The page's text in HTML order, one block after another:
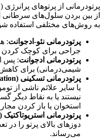
پرتودرمانی از پرتوهای
از بین بردن سلول‌های سرطانی
به روش‌های مختلفی استفاده
پرتودرمانی نئو-ادجوانت:
جراحی برای کوچک کردن
پرتودرمانی ادجوانت: پس
شیمی‌درمانی) برای
پرتودرمانی تسکینی (Palliative Radiation)
یا سایر علائم ناشی از
نیستند یا به نقاط دیگر
استخوان یا باز کردن
پرتودرمانی استریوتاکتیک (SBRT)
دوزهای بالای پرتو را در
می‌رساند.